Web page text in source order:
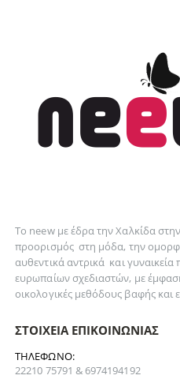
Το neew με έδρα την Xαλκίδα
προορισμός στη μόδα, την
αυθεντικάαντρικά καιγυναικεία
ευρωπαίων σχεδιαστών, με έμφαση
οικολογικές μεθόδους βαφής και
ΣΤΟΙΧΕΊΑ ΕΠΙΚΟΙΝΩΝΊΑΣ
ΤΗΛΈΦΩΝΟ:
22210 75791 & 6974194192